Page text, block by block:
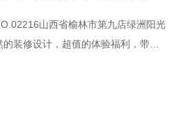
山西省榆林市第九店绿洲阳光
装修设计，超值的体验福利，带给
本洗护、头皮养护、防脱健发、养